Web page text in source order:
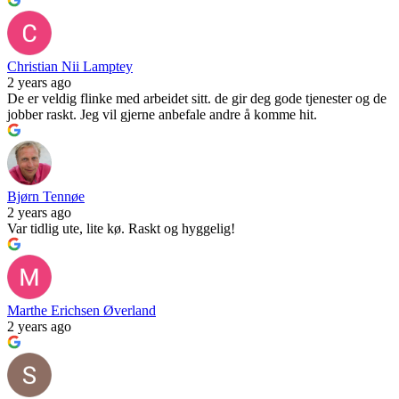
Christian Nii Lamptey
2 years ago
De er veldig flinke med arbeidet sitt. de gir deg gode tjenester og de
jobber raskt. Jeg vil gjerne anbefale andre å komme hit.
Bjørn Tennøe
2 years ago
Var tidlig ute, lite kø. Raskt og hyggelig!
Marthe Erichsen Øverland
2 years ago